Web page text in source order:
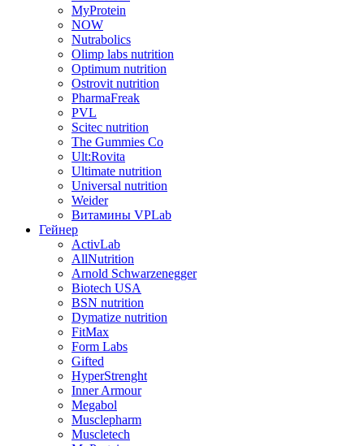
MyProtein
NOW
Nutrabolics
Olimp labs nutrition
Optimum nutrition
Ostrovit nutrition
PharmaFreak
PVL
Scitec nutrition
The Gummies Co
Ult:Rovita
Ultimate nutrition
Universal nutrition
Weider
Витамины VPLab
Гейнер
ActivLab
AllNutrition
Arnold Schwarzenegger
Biotech USA
BSN nutrition
Dymatize nutrition
FitMax
Form Labs
Gifted
HyperStrenght
Inner Armour
Megabol
Musclepharm
Muscletech